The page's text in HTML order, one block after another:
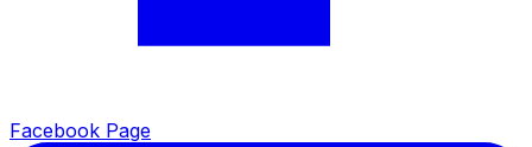
Facebook Page